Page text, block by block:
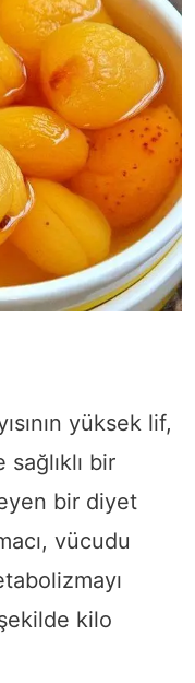
yüksek lif,
bir
bir diyet
vücudu
kilo